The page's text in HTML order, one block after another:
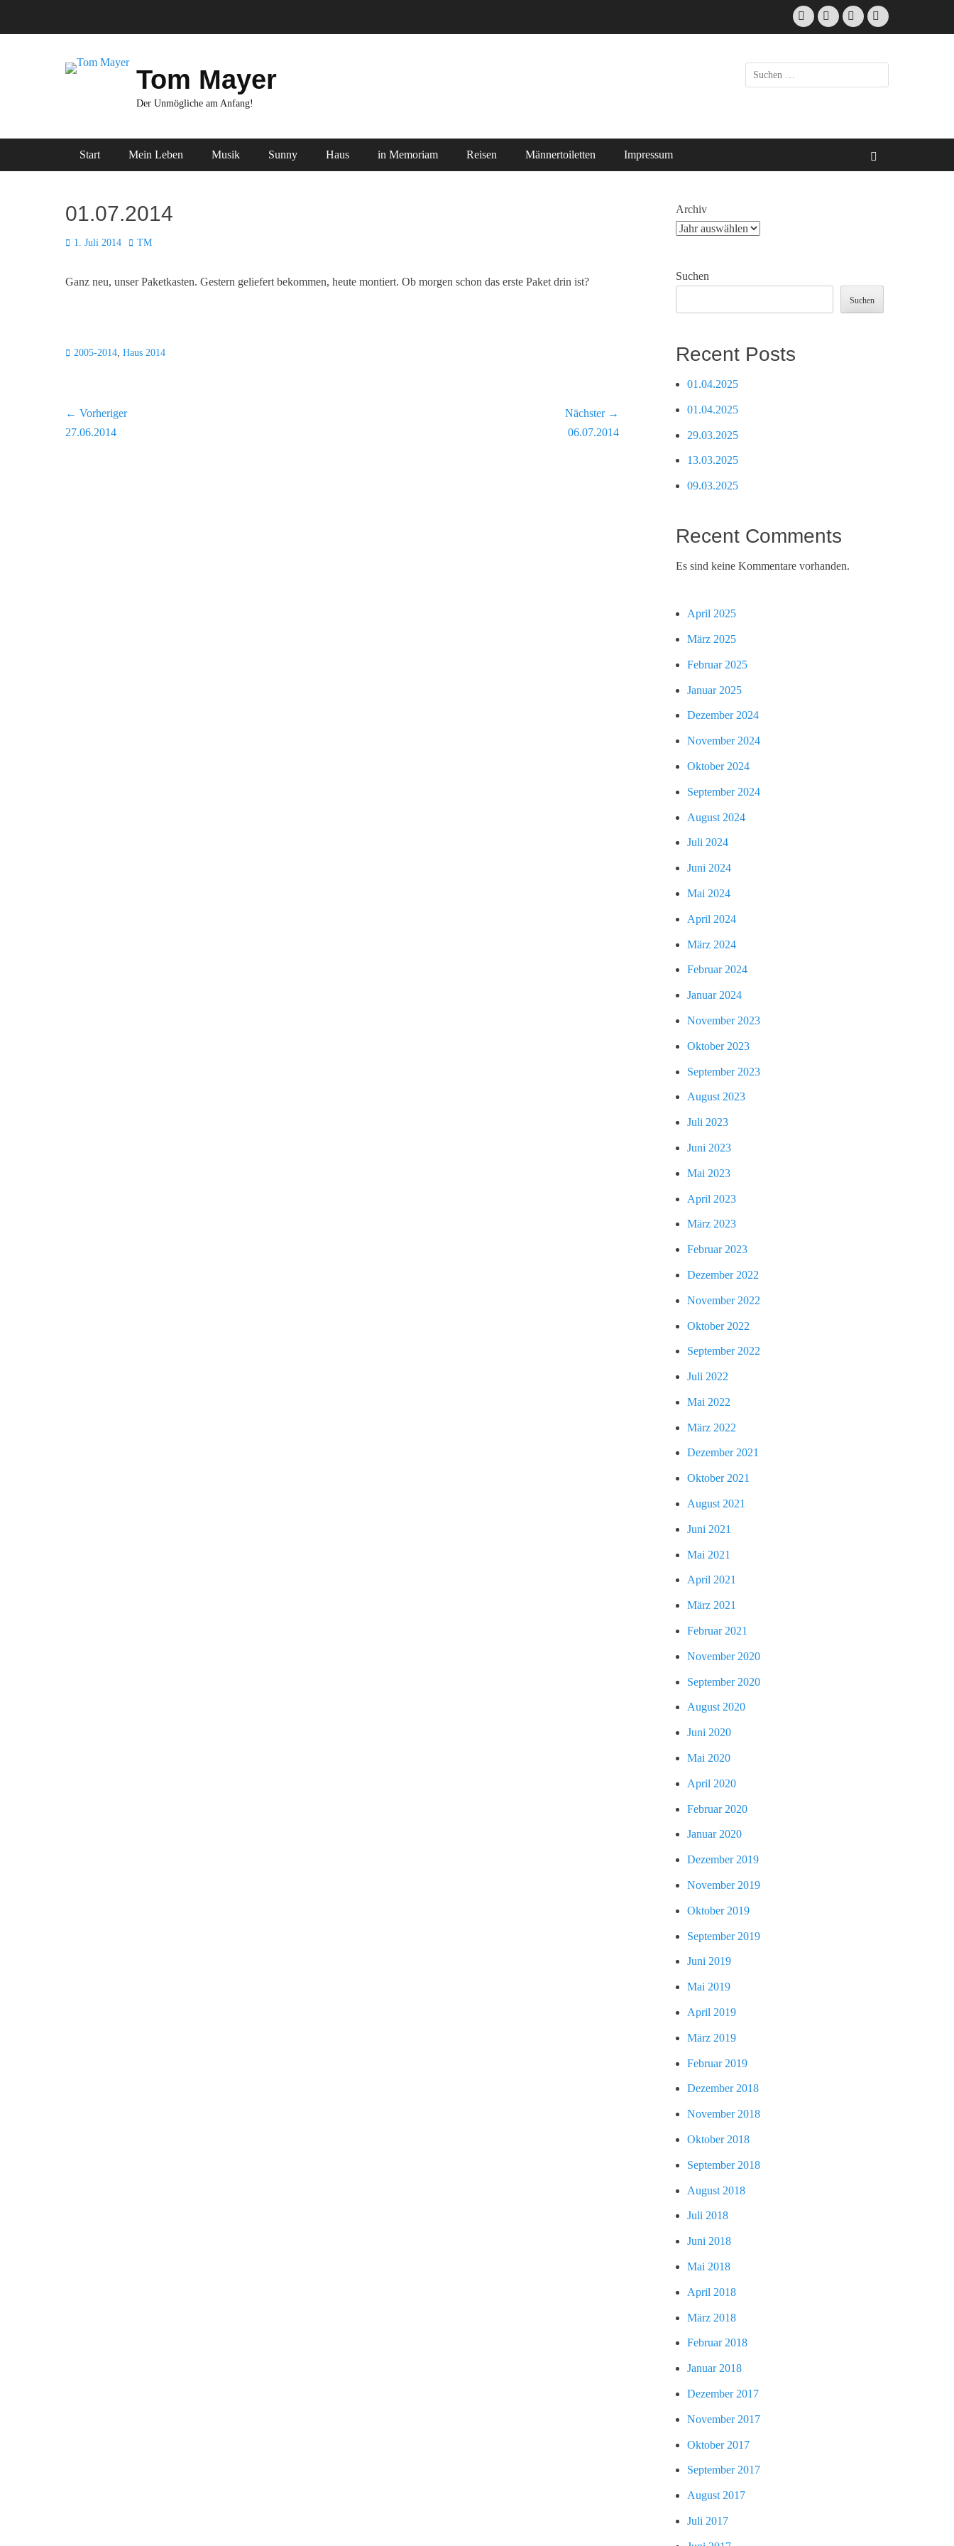
Facebook
E-
Mail
InstagramWebsite
Tom Mayer
Der Unmögliche am Anfang!
Suche
nach:
Primäres Menü
Start Mein Leben Musik Sunny Haus in Memoriam Reisen Männertoiletten Impressum
01.07.2014
Posted
1. Juli 2014 Autor
TM
Ganz neu, unser Paketkasten. Gestern geliefert bekommen, heute montiert. Ob morgen schon das erste Paket drin ist?
Kategorien
2005-2014, Haus 2014
Beitragsnavigation
← Vorheriger
Vorheriger
27.06.2014
Nächster →
06.07.2014
Archiv
Suchen
Suchen
Recent Posts
01.04.2025
01.04.2025
29.03.2025
13.03.2025
09.03.2025
Recent Comments
Es sind keine Kommentare vorhanden.
April 2025
März 2025
Februar 2025
Januar 2025
Dezember 2024
November 2024
Oktober 2024
September 2024
August 2024
Juli 2024
Juni 2024
Mai 2024
April 2024
März 2024
Februar 2024
Januar 2024
November 2023
Oktober 2023
September 2023
August 2023
Juli 2023
Juni 2023
Mai 2023
April 2023
März 2023
Februar 2023
Dezember 2022
November 2022
Oktober 2022
September 2022
Juli 2022
Mai 2022
März 2022
Dezember 2021
Oktober 2021
August 2021
Juni 2021
Mai 2021
April 2021
März 2021
Februar 2021
November 2020
September 2020
August 2020
Juni 2020
Mai 2020
April 2020
Februar 2020
Januar 2020
Dezember 2019
November 2019
Oktober 2019
September 2019
Juni 2019
Mai 2019
April 2019
März 2019
Februar 2019
Dezember 2018
November 2018
Oktober 2018
September 2018
August 2018
Juli 2018
Juni 2018
Mai 2018
April 2018
März 2018
Februar 2018
Januar 2018
Dezember 2017
November 2017
Oktober 2017
September 2017
August 2017
Juli 2017